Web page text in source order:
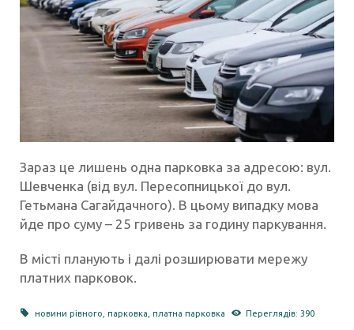
Зараз це лишень одна парковка за адресою: вул.
Шевченка (від вул. Пересопницької до вул.
Гетьмана Сагайдачного). В цьому випадку мова
йде про суму – 25 гривень за годину паркування.
В місті планують і далі розширювати мережу
платних парковок.
новини рівного ,парковка ,платна парковка Переглядів: 390